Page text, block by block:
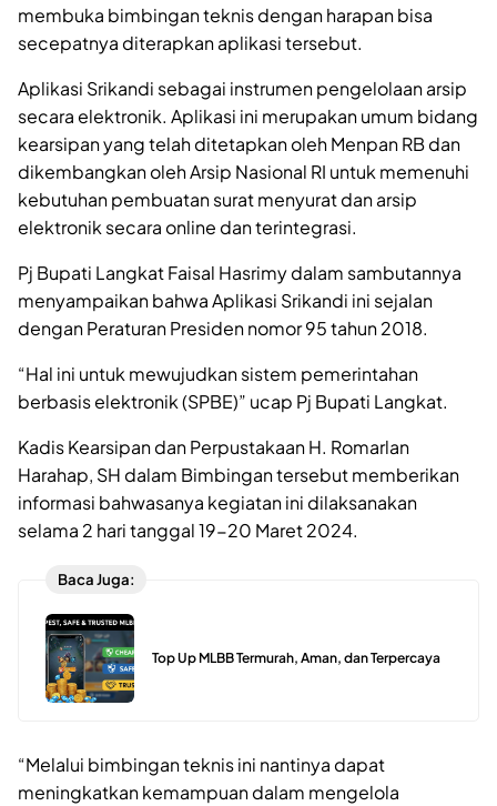
membuka bimbingan teknis dengan harapan bisa
secepatnya diterapkan aplikasi tersebut.
Aplikasi Srikandi sebagai instrumen pengelolaan arsip
secara elektronik. Aplikasi ini merupakan umum bidang
kearsipan yang telah ditetapkan oleh Menpan RB dan
dikembangkan oleh Arsip Nasional RI untuk memenuhi
kebutuhan pembuatan surat menyurat dan arsip
elektronik secara online dan terintegrasi.
Pj Bupati Langkat Faisal Hasrimy dalam sambutannya
menyampaikan bahwa Aplikasi Srikandi ini sejalan
dengan Peraturan Presiden nomor 95 tahun 2018.
“Hal ini untuk mewujudkan sistem pemerintahan
berbasis elektronik (SPBE)” ucap Pj Bupati Langkat.
Kadis Kearsipan dan Perpustakaan H. Romarlan
Harahap, SH dalam Bimbingan tersebut memberikan
informasi bahwasanya kegiatan ini dilaksanakan
selama 2 hari tanggal 19-20 Maret 2024.
Baca Juga:
Top Up MLBB Termurah, Aman, dan Terpercaya
“Melalui bimbingan teknis ini nantinya dapat
meningkatkan kemampuan dalam mengelola